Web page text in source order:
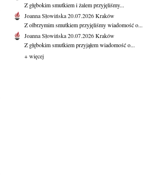
Z głębokim smutkiem i żalem przyjęliśmy...
Joanna Słowińska20.07.2026Kraków
Z olbrzymim smutkiem przyjęliśmy wiadomość o...
Joanna Słowińska20.07.2026Kraków
Z głębokim smutkiem przyjąłem wiadomość o...
+ więcej